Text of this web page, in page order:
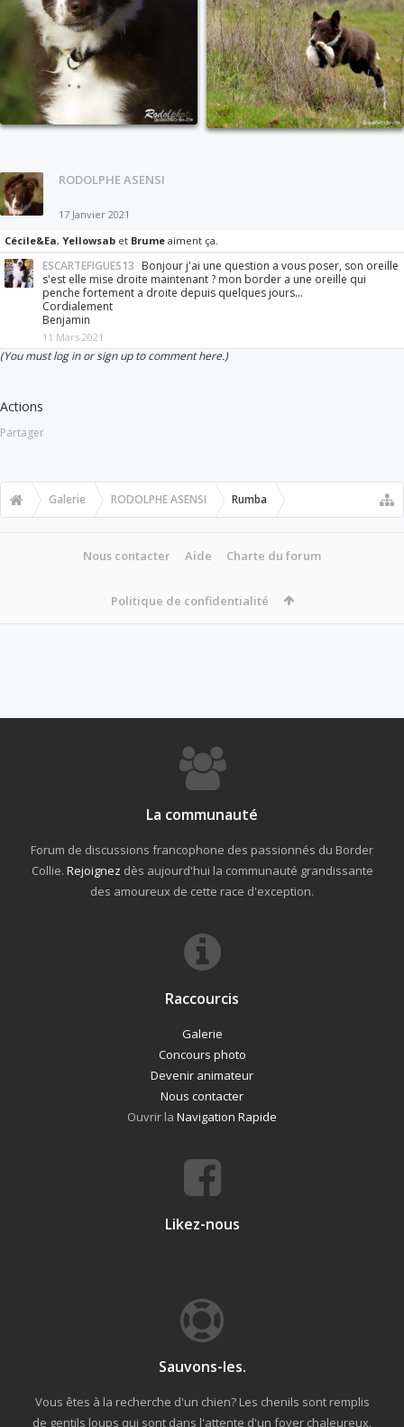
RODOLPHE ASENSI
17 Janvier 2021
Cécile&Ea, Yellowsab et Brume aiment ça.
ESCARTEFIGUES13 Bonjour j'ai une question a vous poser, son oreille
s'est elle mise droite maintenant ? mon border a une oreille qui
penche fortement a droite depuis quelques jours...
Cordialement
Benjamin
11 Mars 2021
(You must log in or sign up to comment here.)
Actions
Partager
Galerie RODOLPHE ASENSI Rumba
Nous contacter Aide Charte du forum
Politique de confidentialité
La communauté
Forum de discussions francophone des passionnés du Border
Collie. Rejoignez dès aujourd'hui la communauté grandissante
des amoureux de cette race d'exception.
Raccourcis
Galerie
Concours photo
Devenir animateur
Nous contacter
Ouvrir la Navigation Rapide
Likez-nous
Sauvons-les.
Vous êtes à la recherche d'un chien? Les chenils sont remplis
de gentils loups qui sont dans l'attente d'un foyer chaleureux.